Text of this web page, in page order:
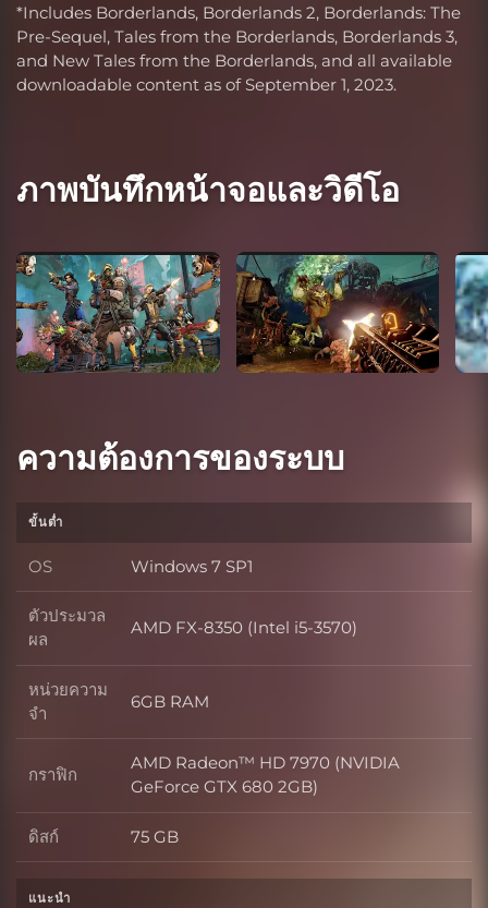
*Includes Borderlands, Borderlands 2, Borderlands: The
Pre-Sequel, Tales from the Borderlands, Borderlands 3,
and New Tales from the Borderlands, and all available
downloadable content as of September 1, 2023.
ภาพบันทึกหน้าจอและวิดีโอ
ความต้องการของระบบ
ขั้นต่ำ
OS OS
Windows 7 SP1
ตัวประมวล
ผล
ตัวประมวลผล
AMD FX-8350 (Intel i5-3570)
หน่วยความ
จำ
หน่วยความจำ
6GB RAM
กราฟิก กราฟิก
AMD Radeon™ HD 7970 (NVIDIA
GeForce GTX 680 2GB)
ดิสก์ ดิสก์
75 GB
แนะนำ